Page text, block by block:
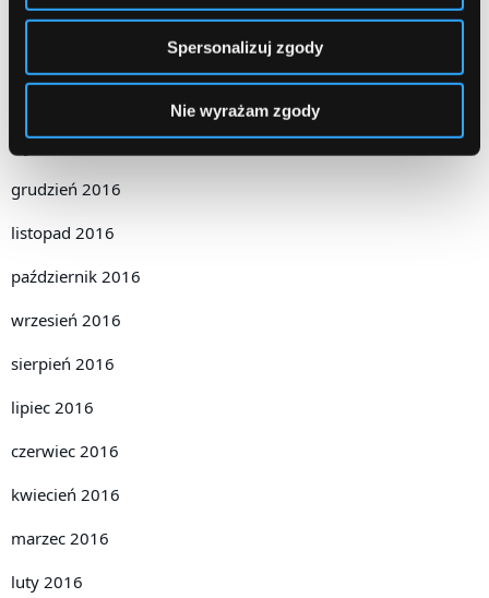
Spersonalizuj zgody
Nie wyrażam zgody
kwiecień 2017
styczeń 2017
grudzień 2016
listopad 2016
październik 2016
wrzesień 2016
sierpień 2016
lipiec 2016
czerwiec 2016
kwiecień 2016
marzec 2016
luty 2016